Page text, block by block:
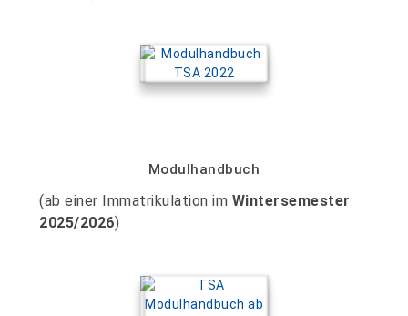
Modulhandbuch
(ab einer Immatrikulation im Wintersemester
2025/2026)